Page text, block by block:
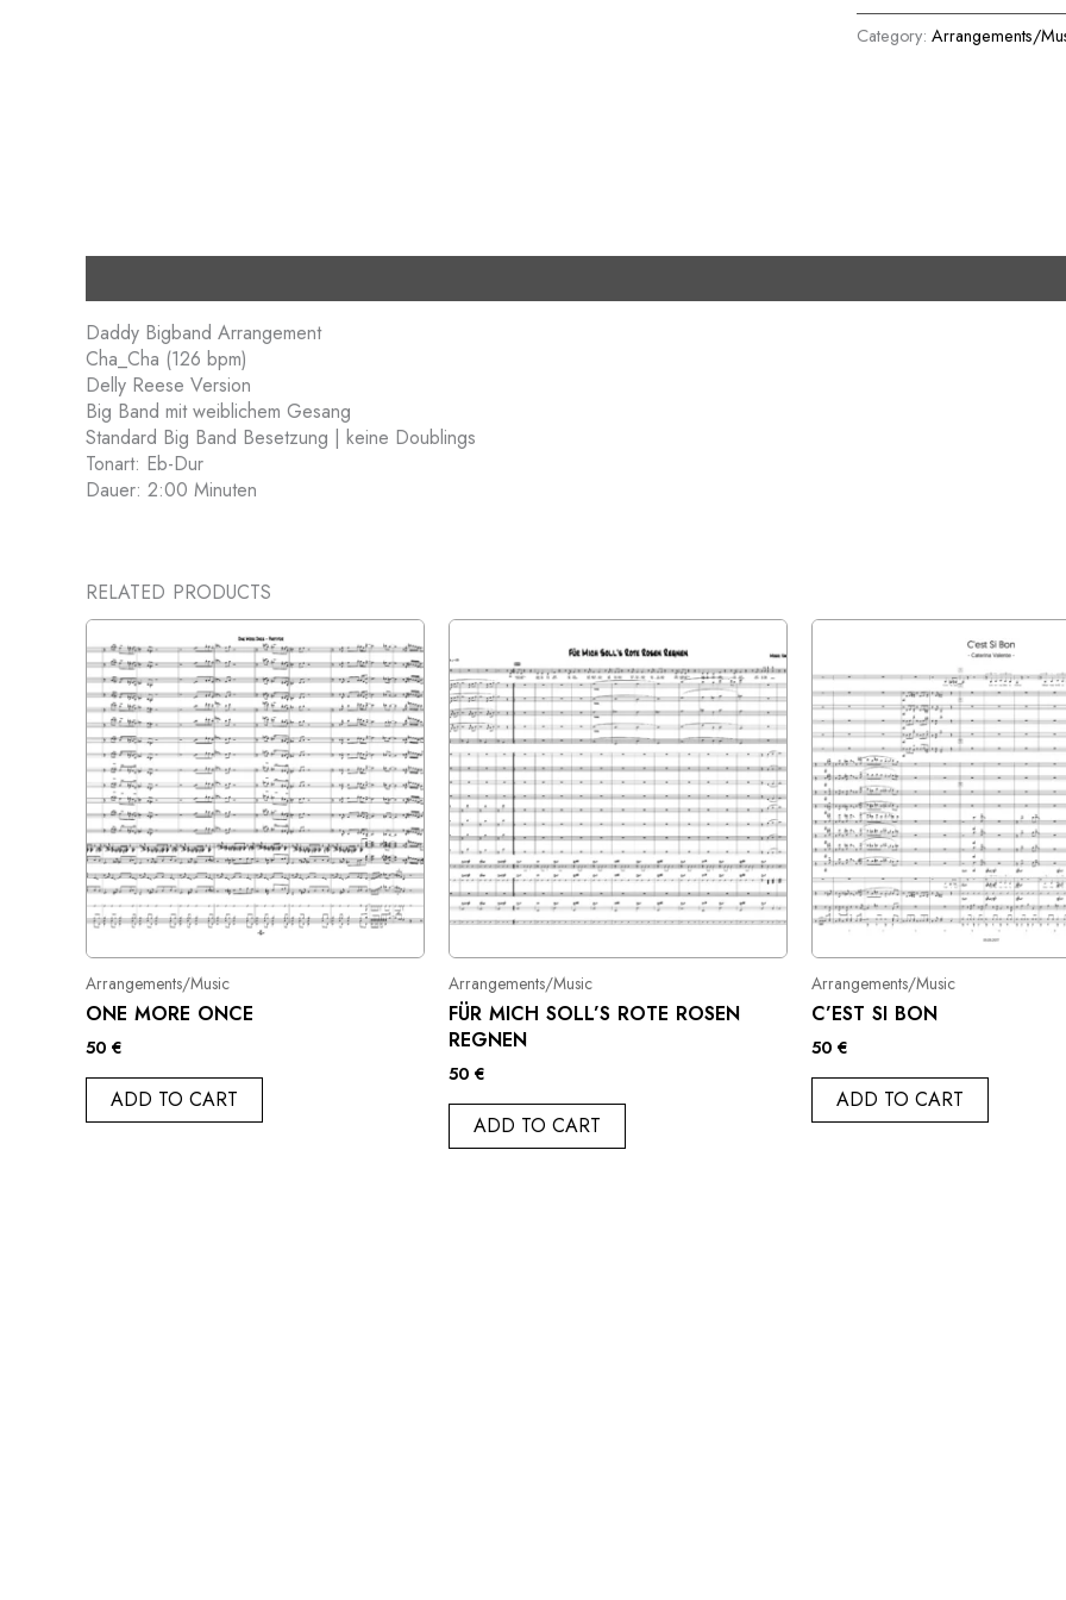
Category: Arrangements/
Daddy Bigband Arrangement
Cha_Cha (126 bpm)
Delly Reese Version
Big Band mit weiblichem Gesang
Standard Big Band Besetzung | keine Doublings
Tonart: Eb-Dur
Dauer: 2:00 Minuten
RELATED PRODUCTS
Arrangements/Music
ONE MORE ONCE
50 €
ADD TO CART
Arrangements/Music
FÜR MICH SOLL’S ROTE ROSEN
REGNEN
50 €
ADD TO CART
Arrangements/Music
C’EST SI BON
50 €
ADD TO CART